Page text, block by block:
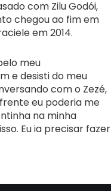
com Zilu Godói,
chegou ao fim em
em 2014.
meu
e desisti do meu
com o Zezé,
eu poderia me
na minha
Eu ia precisar fazer